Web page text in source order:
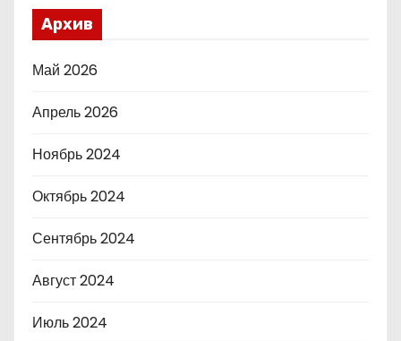
Архив
Май 2026
Апрель 2026
Ноябрь 2024
Октябрь 2024
Сентябрь 2024
Август 2024
Июль 2024